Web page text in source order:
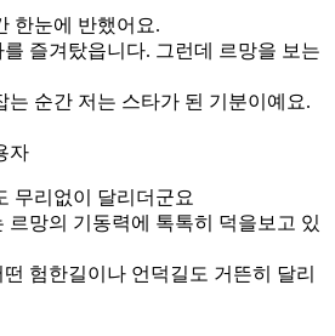
한눈에 반했어요.
즐겨탔읍니다. 그런데 르망을 보는
는 순간 저는 스타가 된 기분이예요.
자
무리없이 달리더군요
르망의 기동력에 톡톡히 덕을보고 있
험한길이나 언덕길도 거뜬히 달리